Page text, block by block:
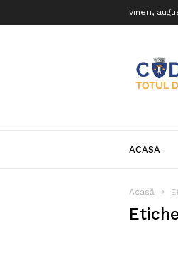
vineri,
Info
ACASA
Acasă